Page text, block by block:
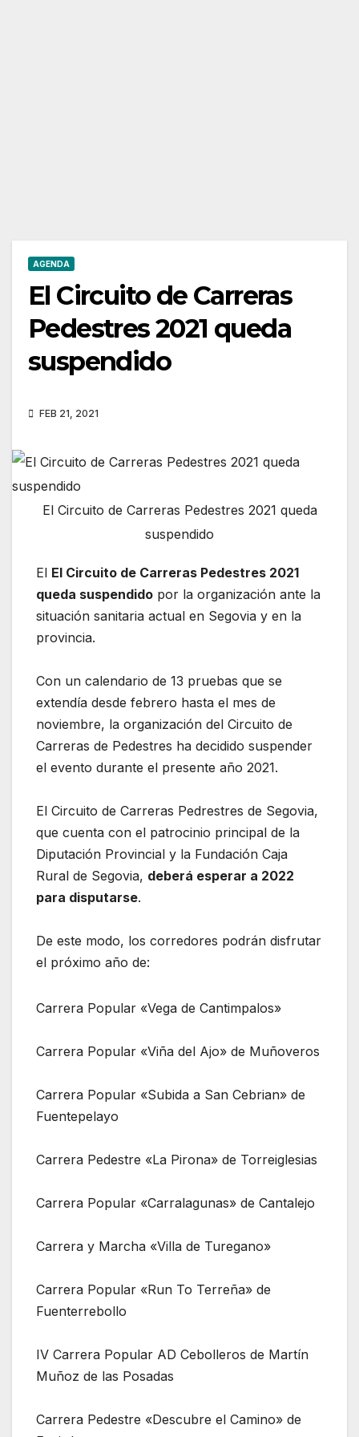
AGENDA
El Circuito de Carreras
Pedestres 2021 queda
suspendido
FEB 21, 2021
El Circuito de Carreras Pedestres 2021 queda
suspendido
El El Circuito de Carreras Pedestres 2021
queda suspendido por la organización ante la
situación sanitaria actual en Segovia y en la
provincia.
Con un calendario de 13 pruebas que se
extendía desde febrero hasta el mes de
noviembre, la organización del Circuito de
Carreras de Pedestres ha decidido suspender
el evento durante el presente año 2021.
El Circuito de Carreras Pedrestres de Segovia,
que cuenta con el patrocinio principal de la
Diputación Provincial y la Fundación Caja
Rural de Segovia, deberá esperar a 2022
para disputarse.
De este modo, los corredores podrán disfrutar
el próximo año de:
Carrera Popular «Vega de Cantimpalos»
Carrera Popular «Viña del Ajo» de Muñoveros
Carrera Popular «Subida a San Cebrian» de
Fuentepelayo
Carrera Pedestre «La Pirona» de Torreiglesias
Carrera Popular «Carralagunas» de Cantalejo
Carrera y Marcha «Villa de Turegano»
Carrera Popular «Run To Terreña» de
Fuenterrebollo
IV Carrera Popular AD Cebolleros de Martín
Muñoz de las Posadas
Carrera Pedestre «Descubre el Camino» de